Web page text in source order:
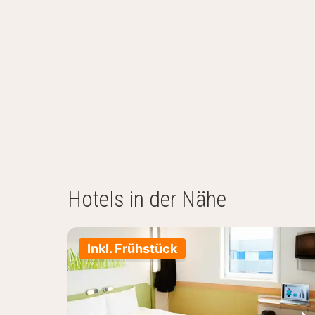
Hotels in der Nähe
Inkl. Frühstück